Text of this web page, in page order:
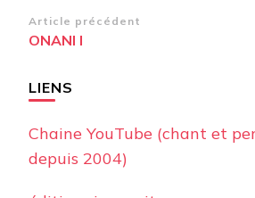
Navigation
d’article
Article précédent
ONANI I
LIENS
Chaine YouTube (chant et
depuis 2004)